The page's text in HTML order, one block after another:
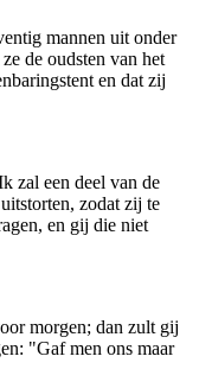
mannen uit onder
de oudsten van het
en dat zij
zal een deel van de
zodat zij te
en gij die niet
morgen; dan zult gij
"Gaf men ons maar